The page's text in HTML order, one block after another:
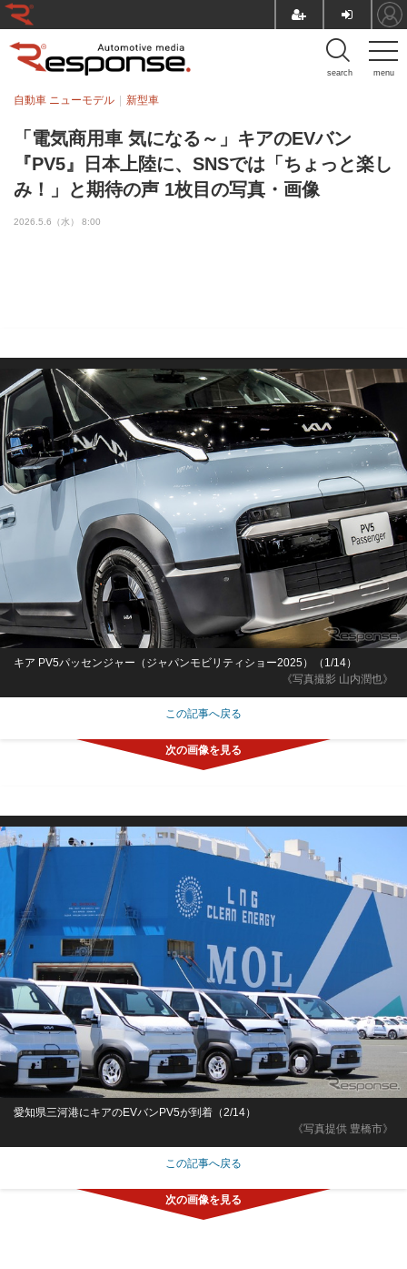
menu
search
「電気商用車 気になる～」キアのEVバン
『PV5』日本上陸に、SNSでは「ちょっと楽し
み！」と期待の声 1枚目の写真・画像
自動車 ニューモデル 新型車
2026.5.6（水） 8:00
《写真撮影 山内潤也》
キア PV5パッセンジャー（ジャパンモビリティショー2025）（1/14）
この記事へ戻る
《写真提供 豊橋市》
愛知県三河港にキアのEVバンPV5が到着（2/14）
この記事へ戻る